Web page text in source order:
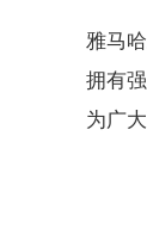
雅马
拥有
为广